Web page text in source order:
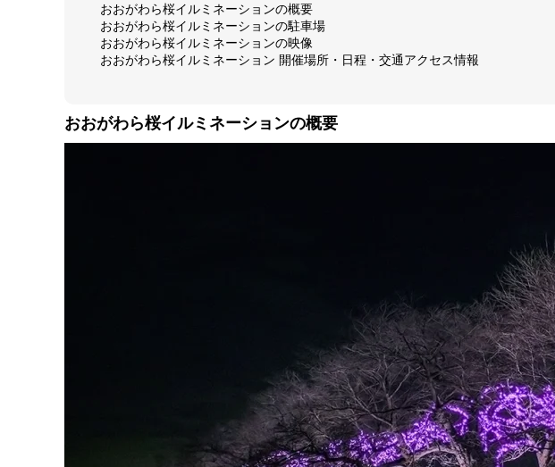
おおがわら桜イルミネーションの概要
おおがわら桜イルミネーションの駐車場
おおがわら桜イルミネーションの映像
おおがわら桜イルミネーション 開催場所・日程・交通アクセス情報
おおがわら桜イルミネーションの概要